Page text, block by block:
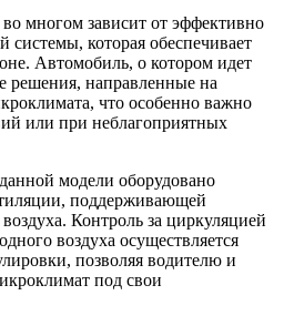
многом зависит от эффективно
системы, которая обеспечивает
Автомобиль, о котором идет
решения, направленные на
что особенно важно
или при неблагоприятных
модели оборудовано
поддерживающей
Контроль за циркуляцией
воздуха осуществляется
позволяя водителю и
под свои